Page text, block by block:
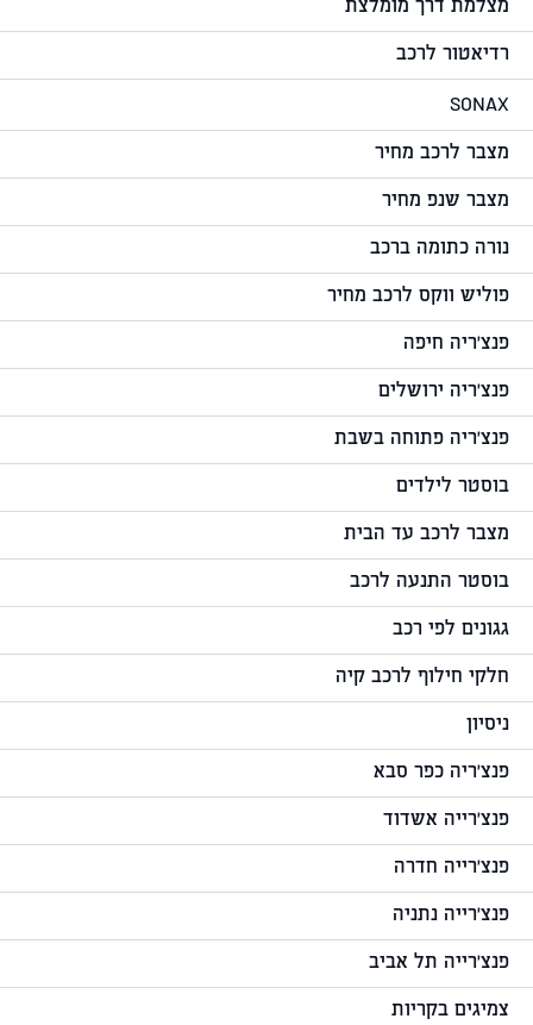
מצלמת דרך מומלצת
רדיאטור לרכב
SONAX
מצבר לרכב מחיר
מצבר שנפ מחיר
נורה כתומה ברכב
פוליש ווקס לרכב מחיר
פנצ'ריה חיפה
פנצ'ריה ירושלים
פנצ'ריה פתוחה בשבת
בוסטר לילדים
מצבר לרכב עד הבית
בוסטר התנעה לרכב
גגונים לפי רכב
חלקי חילוף לרכב קיה
ניסיון
פנצ'ריה כפר סבא
פנצ'רייה אשדוד
פנצ'רייה חדרה
פנצ'רייה נתניה
פנצ'רייה תל אביב
צמיגים בקריות